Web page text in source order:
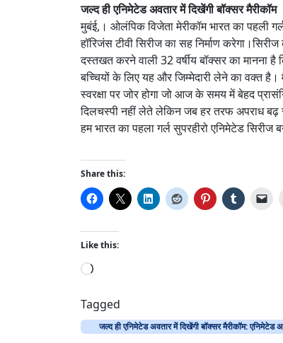
जल्द ही एनिमेटेड अवतार में दिखेंगी बॉक्सर मैरीकॉम
मुबंई,। ओलंपिक विजेता मेरीकॉम भारत का पहली
हॉरिजंस टीवी सिरीज का सह निर्माण
दस्तखत करने वाली 32 वर्षीय बॉक्सर का मानना
बच्चियों के लिए यह और जिम्मेदारी लेने का वक्त
स्वरक्षा पर जोर होगा जो आज के समय में बेहद
दिलचस्पी नहीं लेते लेकिन जब हर तरफ अपराध बढ़
हम भारत का पहला गर्ल सुपरहीरो एनिमेटेड
Share this:
Like this:
L
a
d
i
Tagged
जल्द ही एनिमेटेड अवतार में दिखेंगी बॉक्सर मैरीकॉम: एनिमेटेड